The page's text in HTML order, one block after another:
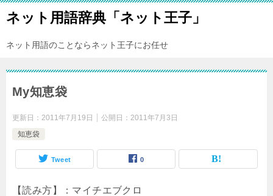
ネット用語辞典「ネット王子」
ネット用語のことならネット王子にお任せ
My知恵袋
更新日： 2011年7月19日 公開日： 2011年7月3日
知恵袋
Tweet 0
【読み方】：マイチエブクロ